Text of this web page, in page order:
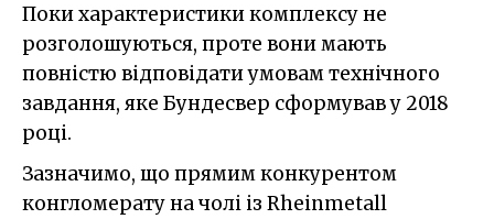
Поки характеристики комплексу не
розголошуються, проте вони мають
повністю відповідати умовам технічного
завдання, яке Бундесвер сформував у 2018
році.
Зазначимо, що прямим конкурентом
конгломерату на чолі із Rheinmetall